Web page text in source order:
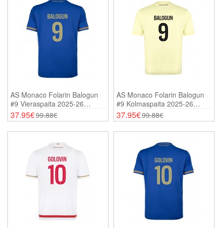
AS Monaco Folarin Balogun
#9 Vieraspaita 2025-26
Lyhythihainen
37.95€99.88€
AS Monaco Folarin Balogun
#9 Kolmaspaita 2025-26
Lyhythihainen
37.95€99.88€